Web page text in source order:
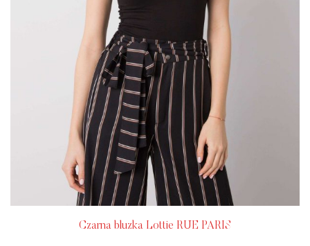
Czarna bluzka Lottie RUE PARIS